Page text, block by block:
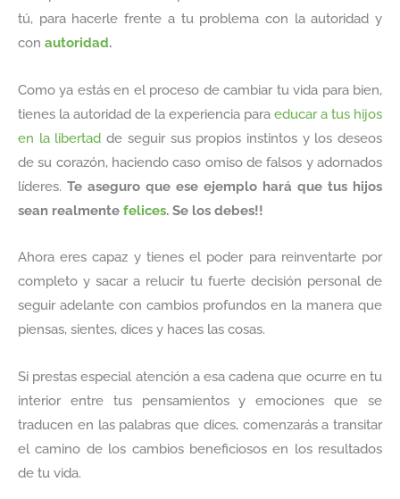
tú, para hacerle frente a tu problema con la autoridad y
con autoridad.
Como ya estás en el proceso de cambiar tu vida para bien,
tienes la autoridad de la experiencia para educar a tus hijos
en la libertad de seguir sus propios instintos y los deseos
de su corazón, haciendo caso omiso de falsos y adornados
líderes. Te aseguro que ese ejemplo hará que tus hijos
sean realmente felices. Se los debes!!
Ahora eres capaz y tienes el poder para reinventarte por
completo y sacar a relucir tu fuerte decisión personal de
seguir adelante con cambios profundos en la manera que
piensas, sientes, dices y haces las cosas.
Si prestas especial atención a esa cadena que ocurre en tu
interior entre tus pensamientos y emociones que se
traducen en las palabras que dices, comenzarás a transitar
el camino de los cambios beneficiosos en los resultados
de tu vida.